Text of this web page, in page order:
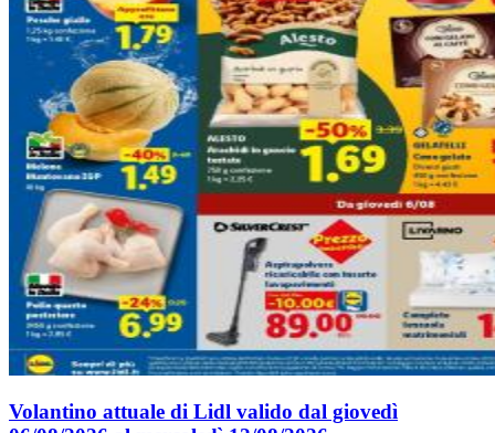
Volantino attuale di Lidl valido dal giovedì